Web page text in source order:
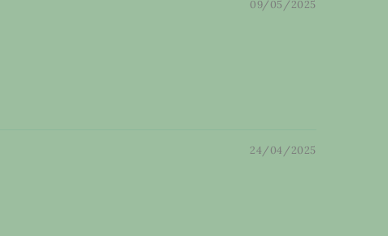
09/05/2025
24/04/2025